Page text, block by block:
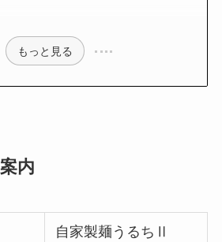
もっと見る
内
自家製麺うるちⅡ